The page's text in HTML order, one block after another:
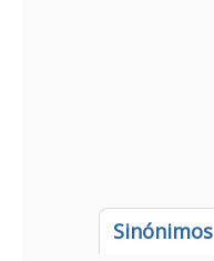
Sinónimos